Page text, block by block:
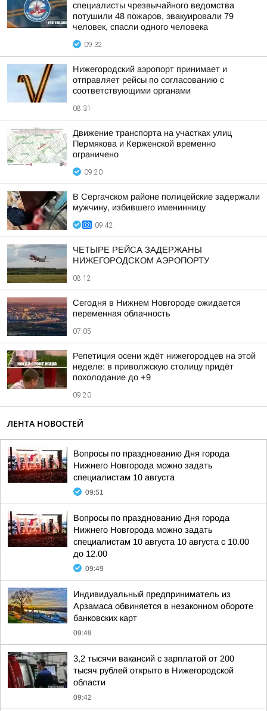
специалисты чрезвычайного ведомства
потушили 48 пожаров, эвакуировали 79
человек, спасли одного человека
09:32
Нижегородский аэропорт принимает и
отправляет рейсы по согласованию с
соответствующими органами
08:31
Движение транспорта на участках улиц
Пермякова и Керженской временно
ограничено
09:20
В Сергачском районе полицейские задержали
мужчину, избившего именинницу
09:42
ЧЕТЫРЕ РЕЙСА ЗАДЕРЖАНЫ
НИЖЕГОРОДСКОМ АЭРОПОРТУ
08:12
Сегодня в Нижнем Новгороде ожидается
переменная облачность
07:05
Репетиция осени ждёт нижегородцев на этой
неделе: в приволжскую столицу придёт
похолодание до +9
09:20
ЛЕНТА НОВОСТЕЙ
Вопросы по празднованию Дня города
Нижнего Новгорода можно задать
специалистам 10 августа
09:51
Вопросы по празднованию Дня города
Нижнего Новгорода можно задать
специалистам 10 августа 10 августа с 10.00
до 12.00
09:49
Индивидуальный предприниматель из
Арзамаса обвиняется в незаконном обороте
банковских карт
09:49
3,2 тысячи вакансий с зарплатой от 200
тысяч рублей открыто в Нижегородской
области
09:42